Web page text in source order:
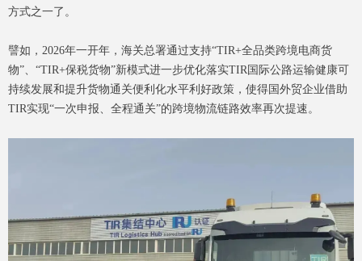
方式之一了。
譬如，2026年一开年，海关总署通过支持“TIR+全品类跨境电商货
物”、“TIR+保税货物”新模式进一步优化落实TIR国际公路运输健康可
持续发展和提升货物通关便利化水平利好政策，使得国外贸企业借助
TIR实现“一次申报、全程通关”的跨境物流链路效率再次提速。